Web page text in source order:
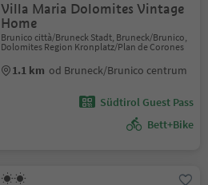
Villa Maria Dolomites Vintage
Home
Brunico città/Bruneck Stadt, Bruneck/Brunico,
Dolomites Region Kronplatz/Plan de Corones
1.1 km od Bruneck/Brunico centrum
Südtirol Guest Pass
Bett+Bike